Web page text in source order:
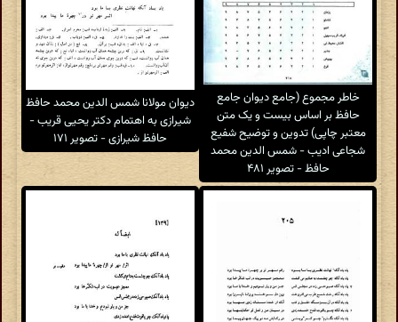
خاطر مجموع (جامع دیوان جامع
حافظ بر اساس بیست و یک متن
معتبر چاپی) تدوین و توضیح شفیع
شجاعی ادیب - شمس الدین محمد
حافظ - تصویر ۴۸۱
دیوان مولانا شمس الدین محمد حافظ
شیرازی به اهتمام دکتر یحیی قریب -
حافظ شیرازی - تصویر ۱۷۱